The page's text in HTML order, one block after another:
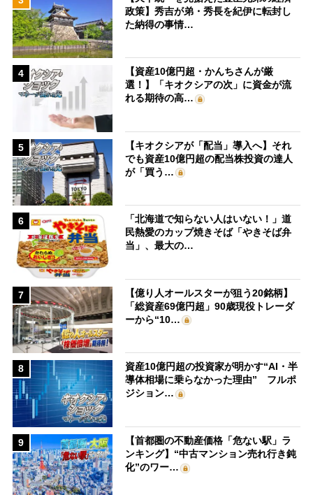
政策】秀吉が弟・秀長を紀伊に転封し
た納得の事情…
4
【資産10億円超・かんちさんが厳
選！】「キオクシアの次」に資金が流
れる期待の高…
5
【キオクシアが「配当」導入へ】それ
でも資産10億円超の配当株投資の達人
が「買う…
6
「北海道で知らない人はいない！」道
民熱愛のカップ焼きそば「やきそば弁
当」、最大の…
7
【億り人オールスターが狙う20銘柄】
「総資産69億円超」90歳現役トレーダ
ーから“10…
8
資産10億円超の投資家が明かす“AI・半
導体相場に乗らなかった理由” フルポ
ジション…
9
【首都圏の不動産価格「危ない駅」ラ
ンキング】“中古マンション売れ行き鈍
化”のワー…